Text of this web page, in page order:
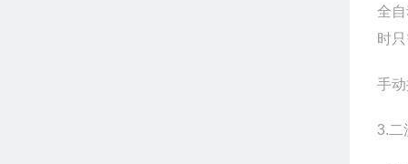
全
时
手
3.二